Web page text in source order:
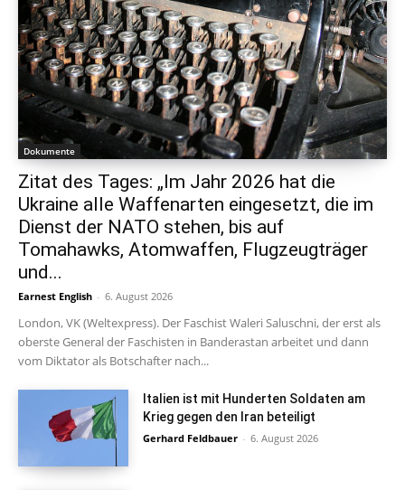
Dokumente
Zitat des Tages: „Im Jahr 2026 hat die
Ukraine alle Waffenarten eingesetzt, die im
Dienst der NATO stehen, bis auf
Tomahawks, Atomwaffen, Flugzeugträger
und...
Earnest English - 6. August 2026
London, VK (Weltexpress). Der Faschist Waleri Saluschni, der erst als
oberste General der Faschisten in Banderastan arbeitet und dann
vom Diktator als Botschafter nach...
Italien ist mit Hunderten Soldaten am
Krieg gegen den Iran beteiligt
Gerhard Feldbauer - 6. August 2026